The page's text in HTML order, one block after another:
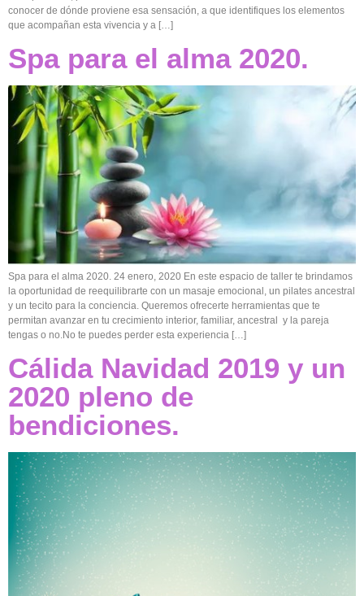
conocer de dónde proviene esa sensación, a que identifiques los elementos
que acompañan esta vivencia y a […]
Spa para el alma 2020.
Spa para el alma 2020. 24 enero, 2020 En este espacio de taller te brindamos
la oportunidad de reequilibrarte con un masaje emocional, un pilates ancestral
y un tecito para la conciencia. Queremos ofrecerte herramientas que te
permitan avanzar en tu crecimiento interior, familiar, ancestral y la pareja
tengas o no.No te puedes perder esta experiencia […]
Cálida Navidad 2019 y un
2020 pleno de
bendiciones.